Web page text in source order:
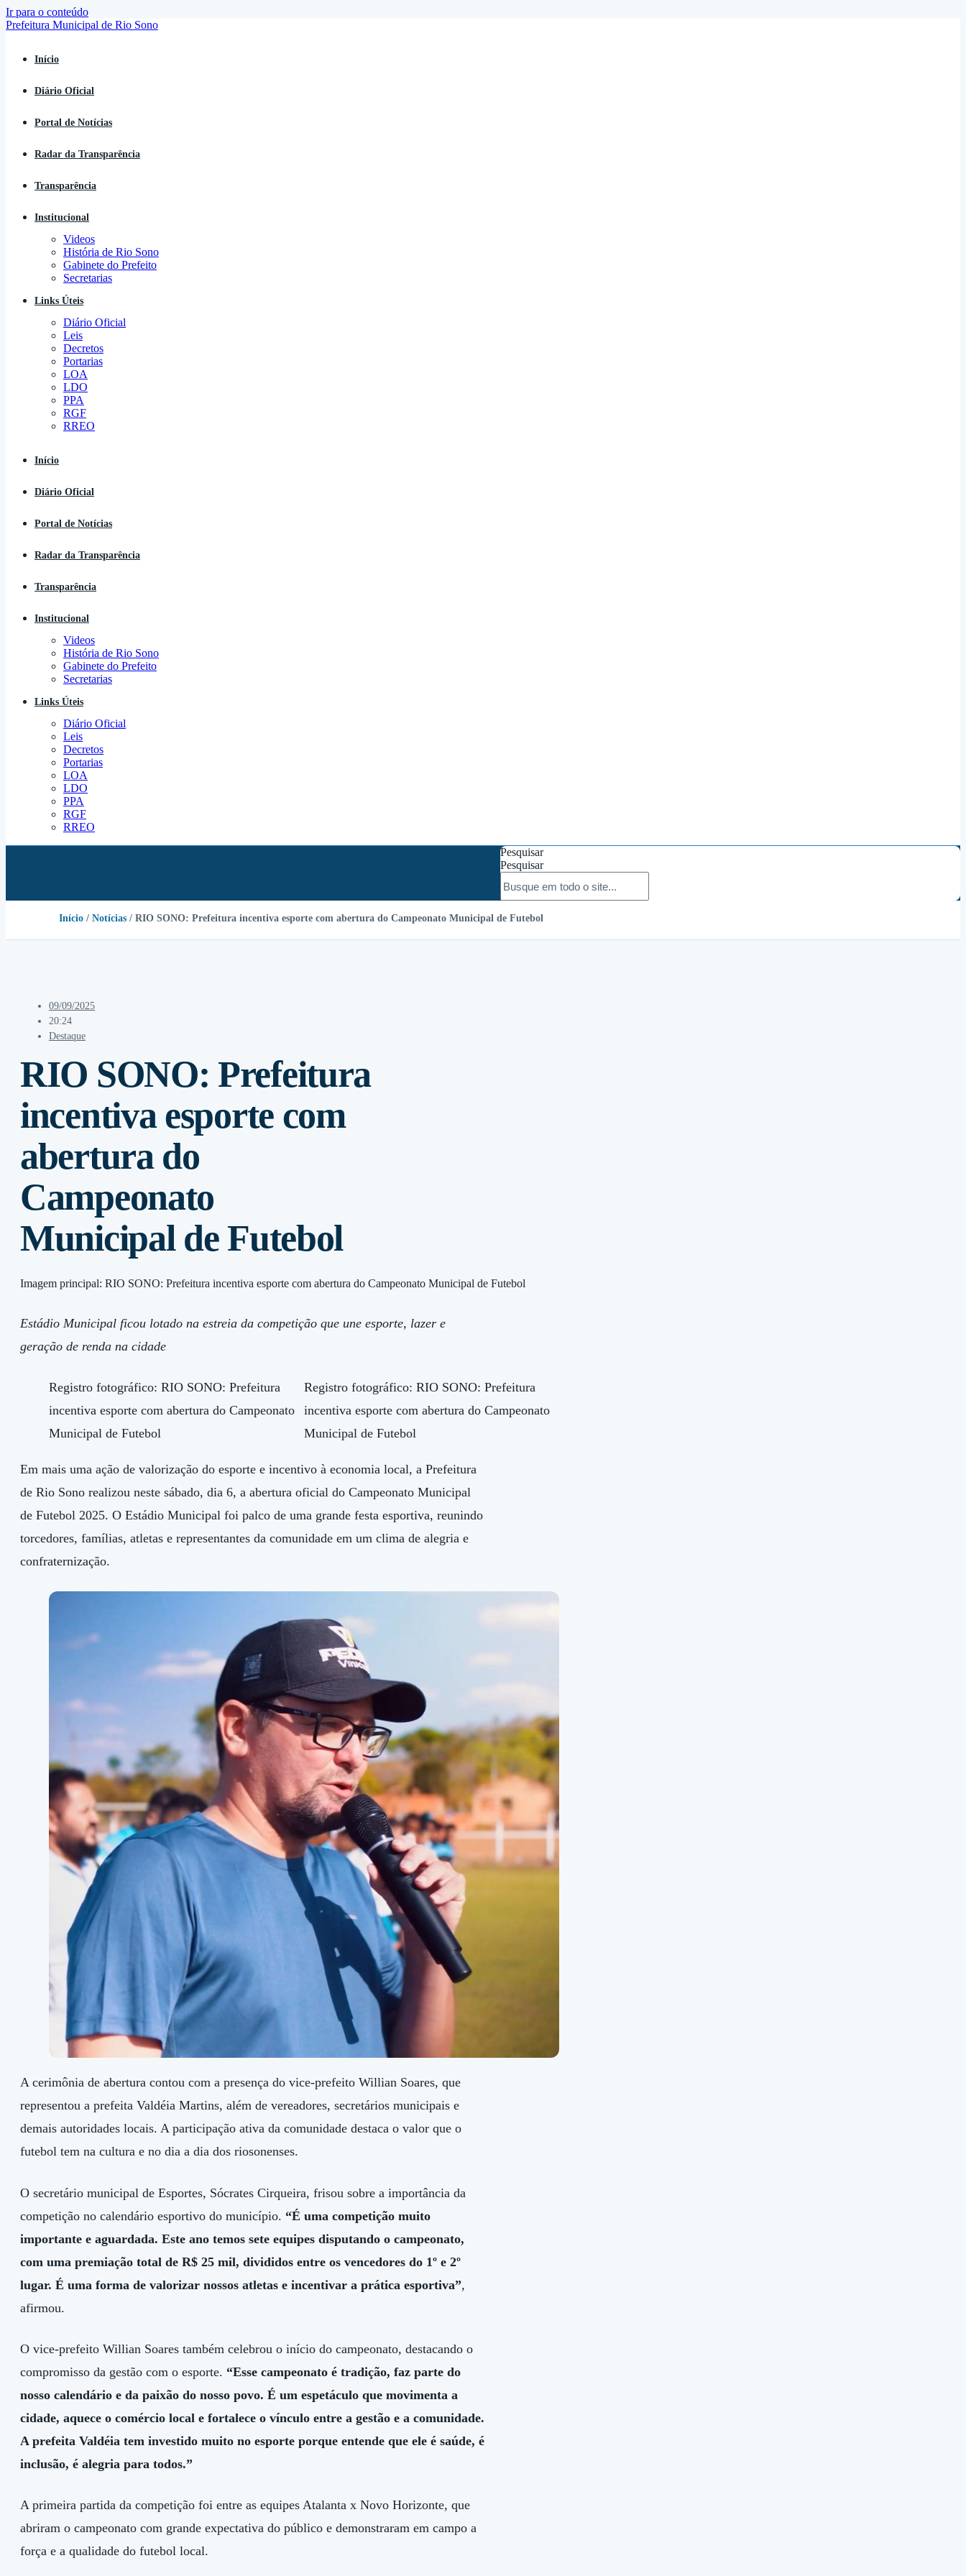
Ir para o conteúdo
Início
Diário Oficial
Portal de Notícias
Radar da Transparência
Transparência
Institucional
Videos
História de Rio Sono
Gabinete do Prefeito
Secretarias
Links Úteis
Diário Oficial
Leis
Decretos
Portarias
LOA
LDO
PPA
RGF
RREO
Início
Diário Oficial
Portal de Notícias
Radar da Transparência
Transparência
Institucional
Videos
História de Rio Sono
Gabinete do Prefeito
Secretarias
Links Úteis
Diário Oficial
Leis
Decretos
Portarias
LOA
LDO
PPA
RGF
RREO
Pesquisar
Pesquisar
Início / Notícias / RIO SONO: Prefeitura incentiva esporte com abertura do Campeonato Municipal de Futebol
09/09/2025
20:24
Destaque
RIO SONO: Prefeitura
incentiva esporte com
abertura do
Campeonato
Municipal de Futebol
Estádio Municipal ficou lotado na estreia da competição que une esporte, lazer e
geração de renda na cidade
Em mais uma ação de valorização do esporte e incentivo à economia local, a Prefeitura
de Rio Sono realizou neste sábado, dia 6, a abertura oficial do Campeonato Municipal
de Futebol 2025. O Estádio Municipal foi palco de uma grande festa esportiva, reunindo
torcedores, famílias, atletas e representantes da comunidade em um clima de alegria e
confraternização.
A cerimônia de abertura contou com a presença do vice-prefeito Willian Soares, que
representou a prefeita Valdéia Martins, além de vereadores, secretários municipais e
demais autoridades locais. A participação ativa da comunidade destaca o valor que o
futebol tem na cultura e no dia a dia dos riosonenses.
O secretário municipal de Esportes, Sócrates Cirqueira, frisou sobre a importância da
competição no calendário esportivo do município. “É uma competição muito
importante e aguardada. Este ano temos sete equipes disputando o campeonato,
com uma premiação total de R$ 25 mil, divididos entre os vencedores do 1º e 2º
lugar. É uma forma de valorizar nossos atletas e incentivar a prática esportiva”,
afirmou.
O vice-prefeito Willian Soares também celebrou o início do campeonato, destacando o
compromisso da gestão com o esporte. “Esse campeonato é tradição, faz parte do
nosso calendário e da paixão do nosso povo. É um espetáculo que movimenta a
cidade, aquece o comércio local e fortalece o vínculo entre a gestão e a comunidade.
A prefeita Valdéia tem investido muito no esporte porque entende que ele é saúde, é
inclusão, é alegria para todos.”
A primeira partida da competição foi entre as equipes Atalanta x Novo Horizonte, que
abriram o campeonato com grande expectativa do público e demonstraram em campo a
força e a qualidade do futebol local.